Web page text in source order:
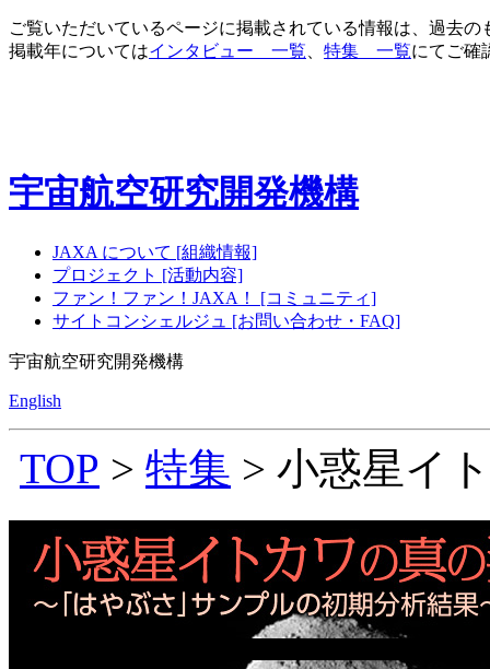
ご覧いただいているページに掲載されている情報は、過去
掲載年についてはインタビュー 一覧 特集 一覧にてご確
宇宙航空研究開発機構
JAXA について [組織情報]
プロジェクト [活動内容]
ファン！ファン！JAXA！ [コミュニティ]
サイトコンシェルジュ [お問い合わせ・FAQ]
宇宙航空研究開発機構
English
TOP > 特集 > 小惑星イ